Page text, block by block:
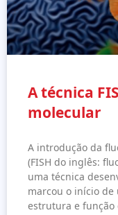
A técnica
molecular
A introdução da
(FISH do inglês:
uma técnica
marcou o início de
estrutura e função